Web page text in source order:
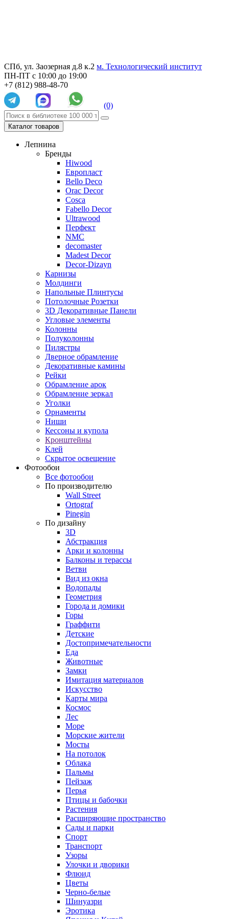
СПб, ул. Заозерная д.8 к.2 м. Технологический институт
ПН-ПТ с 10:00 до 19:00
+7 (812) 988-48-70
(0)
Каталог товаров
Лепнина
Бренды
Hiwood
Европласт
Bello Deco
Orac Decor
Cosca
Fabello Decor
Ultrawood
Перфект
NMC
decomaster
Madest Decor
Decor-Dizayn
Карнизы
Молдинги
Напольные Плинтусы
Потолочные Розетки
3D Декоративные Панели
Угловые элементы
Колонны
Полуколонны
Пилястры
Дверное обрамление
Декоративные камины
Рейки
Обрамление арок
Обрамление зеркал
Уголки
Орнаменты
Ниши
Кессоны и купола
Кронштейны
Клей
Скрытое освещение
Фотообои
Все фотообои
По производителю
Wall Street
Ortograf
Pinegin
По дизайну
3D
Абстракция
Арки и колонны
Балконы и терассы
Ветви
Вид из окна
Водопады
Геометрия
Города и домики
Горы
Граффити
Детские
Достопримечательности
Еда
Животные
Замки
Имитация материалов
Искусство
Карты мира
Космос
Лес
Море
Морские жители
Мосты
На потолок
Облака
Пальмы
Пейзаж
Перья
Птицы и бабочки
Растения
Расширяющие пространство
Сады и парки
Спорт
Транспорт
Узоры
Улочки и дворики
Флюид
Цветы
Черно-белые
Шинуазри
Эротика